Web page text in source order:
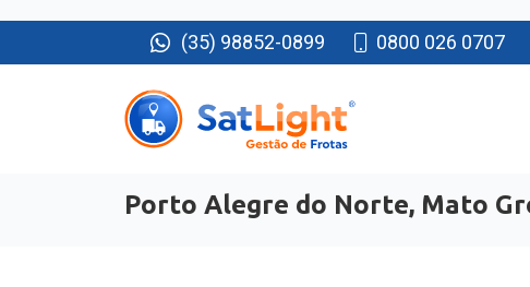
(35) 98852-0899 0800 026 0707
Porto Alegre do Norte, Mato